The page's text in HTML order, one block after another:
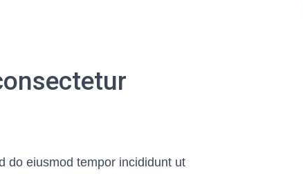
do eiusmod tempor incididunt ut